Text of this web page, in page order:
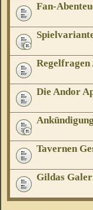
Fan-
Regelfragen
Die Andor
Tavernen
Gildas